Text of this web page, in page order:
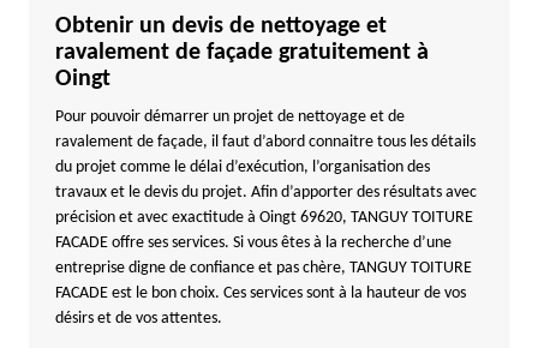
Obtenir un devis de nettoyage et
ravalement de façade gratuitement à
Oingt
Pour pouvoir démarrer un projet de nettoyage et de
ravalement de façade, il faut d’abord connaitre tous les détails
du projet comme le délai d’exécution, l’organisation des
travaux et le devis du projet. Afin d’apporter des résultats avec
précision et avec exactitude à Oingt 69620, TANGUY TOITURE
FACADE offre ses services. Si vous êtes à la recherche d’une
entreprise digne de confiance et pas chère, TANGUY TOITURE
FACADE est le bon choix. Ces services sont à la hauteur de vos
désirs et de vos attentes.